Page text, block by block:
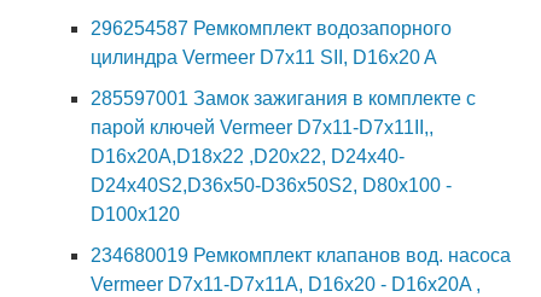
296254587 Ремкомплект водозапорного
цилиндра Vermeer D7x11 SII, D16x20 A
285597001 Замок зажигания в комплекте с
парой ключей Vermeer D7x11-D7x11II,,
D16x20A,D18x22 ,D20x22, D24x40-
D24x40S2,D36x50-D36x50S2, D80x100 -
D100x120
234680019 Ремкомплект клапанов вод. насоса
Vermeer D7x11-D7x11A, D16x20 - D16x20A ,